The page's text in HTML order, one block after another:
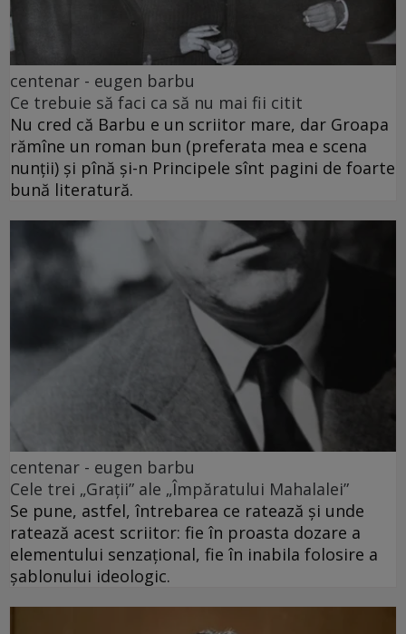
centenar - eugen barbu
Ce trebuie să faci ca să nu mai fii citit
Nu cred că Barbu e un scriitor mare, dar Groapa
rămîne un roman bun (preferata mea e scena
nunții) și pînă și-n Principele sînt pagini de foarte
bună literatură.
centenar - eugen barbu
Cele trei „Grații” ale „Împăratului Mahalalei”
Se pune, astfel, întrebarea ce ratează și unde
ratează acest scriitor: fie în proasta dozare a
elementului senzațional, fie în inabila folosire a
șablonului ideologic.